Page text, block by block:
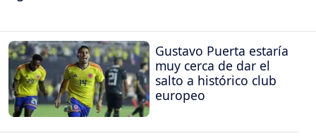
Gustavo Puerta estaría
muy cerca de dar el
salto a histórico club
europeo